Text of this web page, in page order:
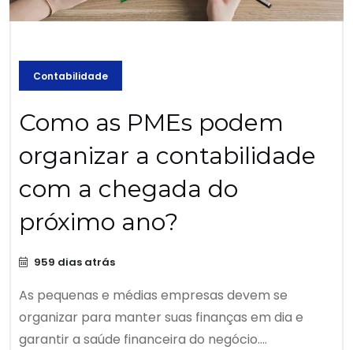
Contabilidade
Como as PMEs podem
organizar a contabilidade
com a chegada do
próximo ano?
959 dias atrás
As pequenas e médias empresas devem se
organizar para manter suas finanças em dia e
garantir a saúde financeira do negócio....